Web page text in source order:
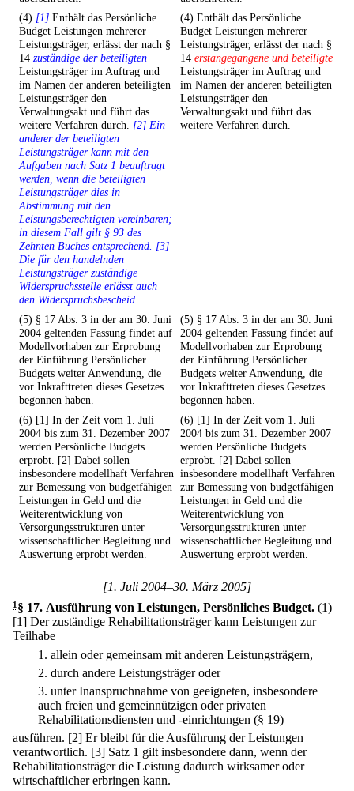
(4) [1] Enthält das Persönliche
Budget Leistungen mehrerer
Leistungsträger, erlässt der nach §
14 zuständige der beteiligten
Leistungsträger im Auftrag und
im Namen der anderen beteiligten
Leistungsträger den
Verwaltungsakt und führt das
weitere Verfahren durch. [2] Ein
anderer der beteiligten
Leistungsträger kann mit den
Aufgaben nach Satz 1 beauftragt
werden, wenn die beteiligten
Leistungsträger dies in
Abstimmung mit den
Leistungsberechtigten vereinbaren;
in diesem Fall gilt § 93 des
Zehnten Buches entsprechend. [3]
Die für den handelnden
Leistungsträger zuständige
Widerspruchsstelle erlässt auch
den Widerspruchsbescheid.
(4) Enthält das Persönliche
Budget Leistungen mehrerer
Leistungsträger, erlässt der nach §
14 erstangegangene und beteiligte
Leistungsträger im Auftrag und
im Namen der anderen beteiligten
Leistungsträger den
Verwaltungsakt und führt das
weitere Verfahren durch.
(5) § 17 Abs. 3 in der am 30. Juni
2004 geltenden Fassung findet auf
Modellvorhaben zur Erprobung
der Einführung Persönlicher
Budgets weiter Anwendung, die
vor Inkrafttreten dieses Gesetzes
begonnen haben.
(5) § 17 Abs. 3 in der am 30. Juni
2004 geltenden Fassung findet auf
Modellvorhaben zur Erprobung
der Einführung Persönlicher
Budgets weiter Anwendung, die
vor Inkrafttreten dieses Gesetzes
begonnen haben.
(6) [1] In der Zeit vom 1. Juli
2004 bis zum 31. Dezember 2007
werden Persönliche Budgets
erprobt. [2] Dabei sollen
insbesondere modellhaft Verfahren
zur Bemessung von budgetfähigen
Leistungen in Geld und die
Weiterentwicklung von
Versorgungsstrukturen unter
wissenschaftlicher Begleitung und
Auswertung erprobt werden.
(6) [1] In der Zeit vom 1. Juli
2004 bis zum 31. Dezember 2007
werden Persönliche Budgets
erprobt. [2] Dabei sollen
insbesondere modellhaft Verfahren
zur Bemessung von budgetfähigen
Leistungen in Geld und die
Weiterentwicklung von
Versorgungsstrukturen unter
wissenschaftlicher Begleitung und
Auswertung erprobt werden.
[1. Juli 2004–30. März 2005]
1§ 17. Ausführung von Leistungen, Persönliches Budget. (1)
[1] Der zuständige Rehabilitationsträger kann Leistungen zur
Teilhabe
1. allein oder gemeinsam mit anderen Leistungsträgern,
2. durch andere Leistungsträger oder
3. unter Inanspruchnahme von geeigneten, insbesondere
auch freien und gemeinnützigen oder privaten
Rehabilitationsdiensten und -einrichtungen (§ 19)
ausführen. [2] Er bleibt für die Ausführung der Leistungen
verantwortlich. [3] Satz 1 gilt insbesondere dann, wenn der
Rehabilitationsträger die Leistung dadurch wirksamer oder
wirtschaftlicher erbringen kann.